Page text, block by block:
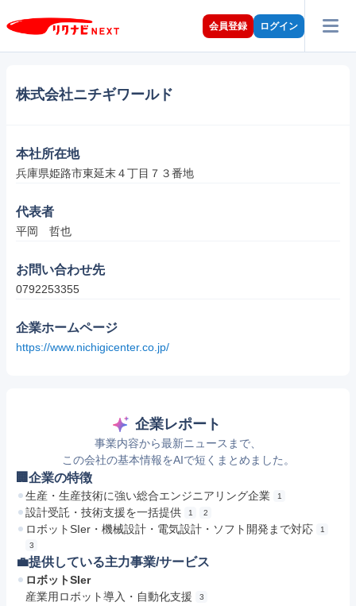
会員登録 ログイン
株式会社ニチギワールド
本社所在地
兵庫県姫路市東延末４丁目７３番地
代表者
平岡　哲也
お問い合わせ先
0792253355
企業ホームページ
https://www.nichigicenter.co.jp/
企業レポート
事業内容から最新ニュースまで、
この会社の基本情報をAIで短くまとめました。
🏢企業の特徴
生産・生産技術に強い総合エンジニアリング企業 1
設計受託・技術支援を一括提供 1 2
ロボットSIer・機械設計・電気設計・ソフト開発まで対応
1
3
💼提供している主力事業/サービス
ロボットSIer
産業用ロボット導入・自動化支援
3